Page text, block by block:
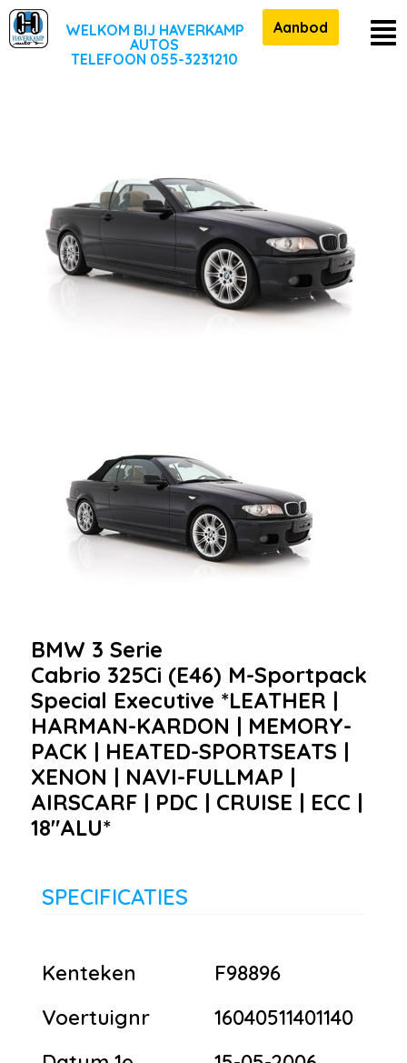
WELKOM BIJ HAVERKAMP
AUTOS
TELEFOON 055-3231210
Aanbod
BMW 3 Serie
Cabrio 325Ci (E46) M-Sportpack
Special Executive *LEATHER |
HARMAN-KARDON | MEMORY-
PACK | HEATED-SPORTSEATS |
XENON | NAVI-FULLMAP |
AIRSCARF | PDC | CRUISE | ECC |
18"ALU*
SPECIFICATIES
Kenteken
F98896
Voertuignr
16040511401140